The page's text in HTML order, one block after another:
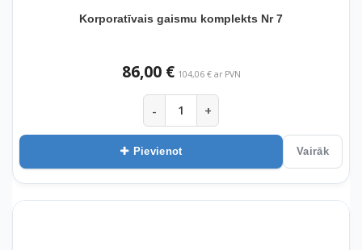
Korporatīvais gaismu komplekts Nr 7
86,00 € 104,06 € ar PVN
- +
Pievienot Vairāk